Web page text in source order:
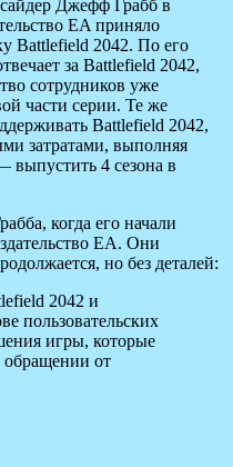
Джефф Грабб в
EA приняло
Battlefield 2042. По его
за Battlefield 2042,
сотрудников уже
части серии. Те же
Battlefield 2042,
затратами, выполняя
4 сезона в
когда его начали
EA. Они
но без деталей:
2042 и
пользовательских
игры, которые
от